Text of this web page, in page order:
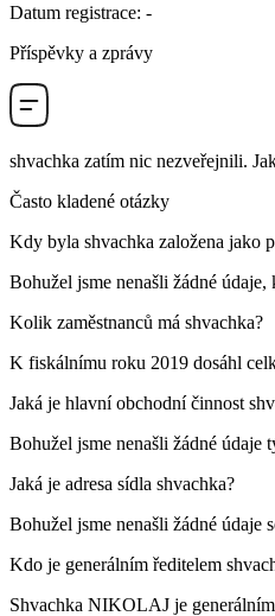
Datum registrace: -
Příspěvky a zprávy
shvachka zatím nic nezveřejnili.
Často kladené otázky
Kdy byla shvachka založena jako
Bohužel jsme nenašli žádné
Kolik zaměstnanců má shvachka?
K fiskálnímu roku 2019 dosáhl
Jaká je hlavní obchodní činnost
Bohužel jsme nenašli žádné
Jaká je adresa sídla shvachka?
Bohužel jsme nenašli žádné údaje
Kdo je generálním ředitelem
Shvachka NIKOLAJ je